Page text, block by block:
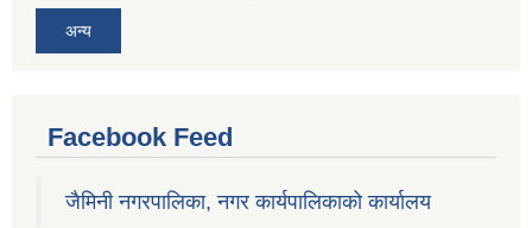
अन्य
Facebook Feed
जैमिनी नगरपालिका, नगर कार्यपालिकाको कार्यालय